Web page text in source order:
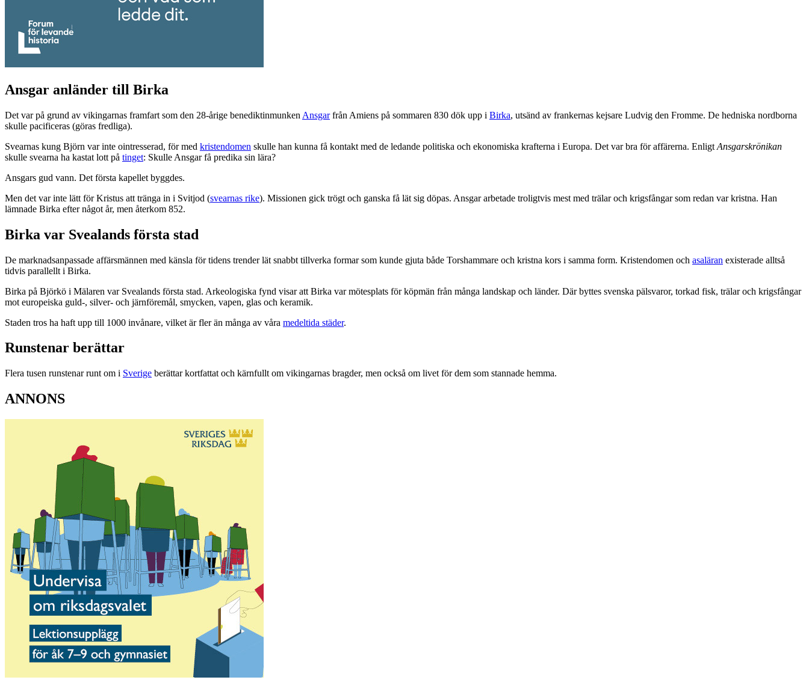
Ansgar anländer till Birka
Det var på grund av vikingarnas framfart som den 28-årige benediktinmunken Ansgarfrån Amiens på sommaren 830 dök upp i Birka, utsänd av frankernas kejsare Ludvig den Fromme. De hedniska nordborna
skulle pacificeras (göras fredliga).
Svearnas kung Björn var inte ointresserad, för med kristendomen skulle han kunna få kontakt med de ledande politiska och ekonomiska krafterna i Europa. Det var bra för affärerna. Enligt Ansgarskrönikan
skulle svearna ha kastat lott på tinget: Skulle Ansgar få predika sin lära?
Ansgars gud vann. Det första kapellet byggdes.
Men det var inte lätt för Kristus att tränga in i Svitjod (svearnas rike). Missionen gick trögt och ganska få lät sig döpas. Ansgar arbetade troligtvis mest med trälar och krigsfångar som redan var kristna. Han
lämnade Birka efter något år, men återkom 852.
Birka var Svealands första stad
De marknadsanpassade affärsmännen med känsla för tidens trender lät snabbt tillverka formar som kunde gjuta både Torshammare och kristna kors i samma form. Kristendomen och asaläran existerade alltså
tidvis parallellt i Birka.
Birka på Björkö i Mälaren var Svealands första stad. Arkeologiska fynd visar att Birka var mötesplats för köpmän från många landskap och länder. Där byttes svenska pälsvaror, torkad fisk, trälar och krigsfångar
mot europeiska guld-, silver- och järnföremål, smycken, vapen, glas och keramik.
Staden tros ha haft upp till 1000 invånare, vilket är fler än många av våra medeltida städer.
Runstenar berättar
Flera tusen runstenar runt om i Sverige berättar kortfattat och kärnfullt om vikingarnas bragder, men också om livet för dem som stannade hemma.
ANNONS